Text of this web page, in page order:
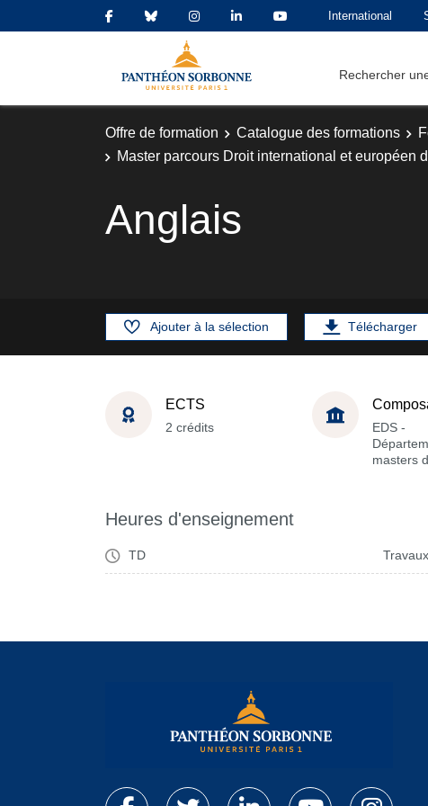
International
Rechercher
Offre de formation Catalogue des formations
Master parcours Droit international et européen
Anglais
Ajouter à la sélection Télécharger
ECTS
2 crédits
EDS -
masters
Heures d'enseignement
TD